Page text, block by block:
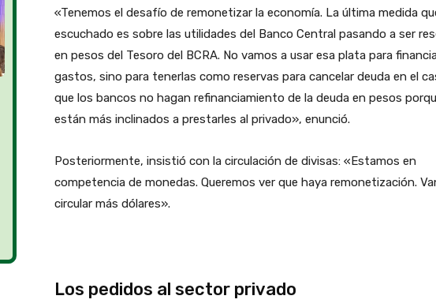
«Tenemos el desafío de remonetizar la economía. La última medida
escuchado es sobre las utilidades del Banco Central pasando a ser
en pesos del Tesoro del BCRA. No vamos a usar esa plata para
gastos, sino para tenerlas como reservas para cancelar deuda en el
que los bancos no hagan refinanciamiento de la deuda en pesos
están más inclinados a prestarles al privado», enunció.
Posteriormente, insistió con la circulación de divisas: «Estamos en
competencia de monedas. Queremos ver que haya remonetización.
circular más dólares».
Los pedidos al sector privado